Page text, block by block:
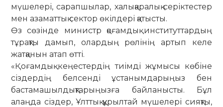
мүшелері, сарапшылар, халықаралық серіктестер
мен азаматтық сектор өкілдері қатысты.
Өз сөзінде министр қоғамдық институттардың
тұрақты дамып, олардың рөлінің артып келе
жатқанын атап өтті.
«Қоғамдық кеңестердің тиімді жұмысы көбіне
сіздердің белсенді ұстанымдарыңыз бен
бастамашылдықтарыңызға байланысты. Бұл
алаңда сіздер, Ұлттық құрылтай мүшелері сияқты,